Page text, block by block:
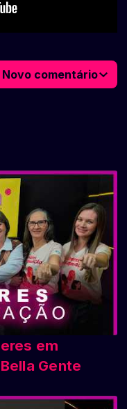
em
Gente
Novo comentário